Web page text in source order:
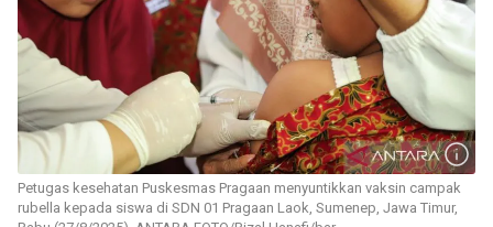
Petugas kesehatan Puskesmas Pragaan menyuntikkan vaksin campak
rubella kepada siswa di SDN 01 Pragaan Laok, Sumenep, Jawa Timur,